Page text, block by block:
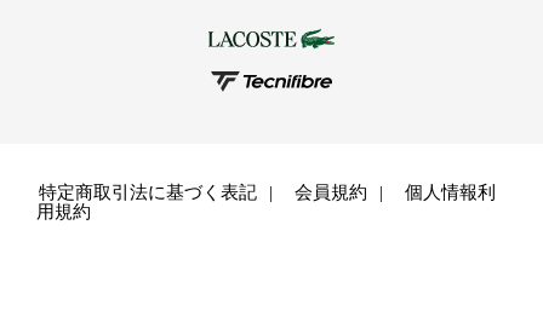
特定商取引法に基づく表記 会員規約
個人情報利
用規約